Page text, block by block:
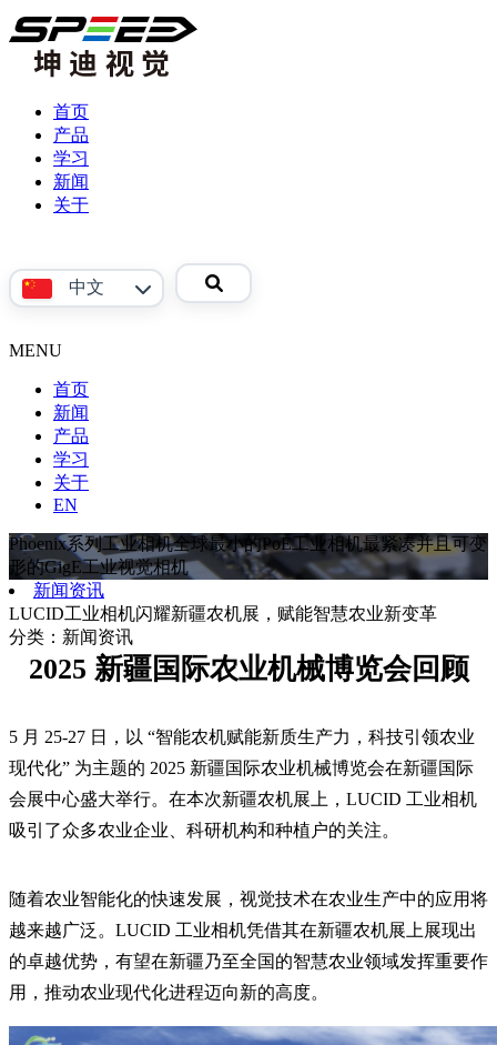
首页
产品
学习
产
品
参
考
料
新闻
关于
介
绍
系
们
中文
MENU
首页
新闻
产品
阵
网
口
相
机
Triton
系
面
阵/
线
阵
网
机
系
列
网
相
学习
视
频
参
考
资
料
关于
司
介
绍
联
系
我
们
EN
Phoenix系列工业相机全球最小的PoE工业相机最紧凑并且可变
形的GigE工业视觉相机
新闻资讯
LUCID工业相机闪耀新疆农机展，赋能智慧农业新变革
分类：新闻资讯
2025 新疆国际农业机械博览会回顾
5 月 25-27 日，以 “智能农机赋能新质生产力，科技引领农业
现代化” 为主题的 2025 新疆国际农业机械博览会在新疆国际
会展中心盛大举行。在本次新疆农机展上，LUCID 工业相机
吸引了众多农业企业、科研机构和种植户的关注。
随着农业智能化的快速发展，视觉技术在农业生产中的应用将
越来越广泛。LUCID 工业相机凭借其在新疆农机展上展现出
的卓越优势，有望在新疆乃至全国的智慧农业领域发挥重要作
用，推动农业现代化进程迈向新的高度。